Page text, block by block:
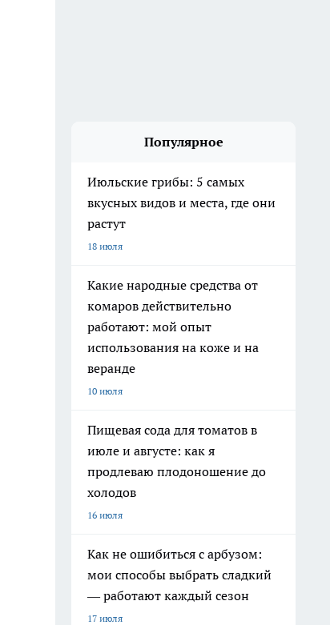
Популярное
Июльские грибы: 5 самых
вкусных видов и места, где они
растут
18 июля
Какие народные средства от
комаров действительно
работают: мой опыт
использования на коже и на
веранде
10 июля
Пищевая сода для томатов в
июле и августе: как я
продлеваю плодоношение до
холодов
16 июля
Как не ошибиться с арбузом:
мои способы выбрать сладкий
— работают каждый сезон
17 июля